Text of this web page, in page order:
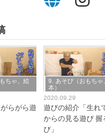
ちゃ、絵
らがら遊
9. あそび（おもちゃ
本）
2020.09.29
遊びの紹介「生れ
からの見る遊び 握
び」